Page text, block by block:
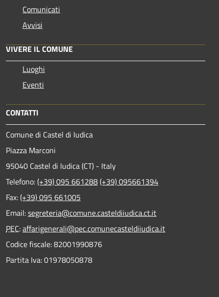
Comunicati
Avvisi
VIVERE IL COMUNE
Luoghi
Eventi
CONTATTI
Comune di Castel di Iudica
Piazza Marconi
95040 Castel di Iudica (CT) - Italy
Telefono:(+39) 095 661288(+39) 095661394
Fax:(+39) 095 661005
Email:segreteria@comune.casteldiiudica.ct.it
PEC:affarigenerali@pec.comunecasteldiiudica.it
Codice fiscale: 82001990876
Partita Iva: 01978050878